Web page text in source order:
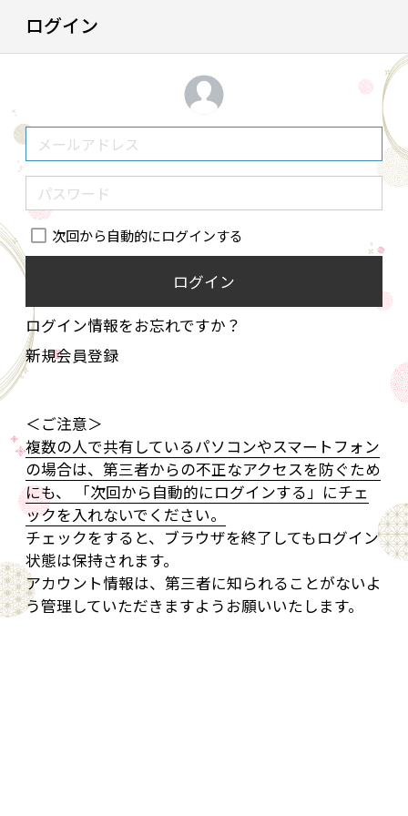
ログイン
次回から自動的にログインする
ログイン
ログイン情報をお忘れですか？
新規会員登録
＜ご注意＞
複数の人で共有しているパソコンやスマートフォン
の場合は、第三者からの不正なアクセスを防ぐため
にも、 「次回から自動的にログインする」にチェ
ックを入れないでください。
チェックをすると、ブラウザを終了してもログイン
状態は保持されます。
アカウント情報は、第三者に知られることがないよ
う管理していただきますようお願いいたします。